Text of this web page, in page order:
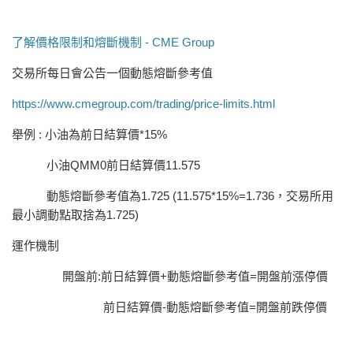
了解價格限制和熔斷機制 - CME Group
交易所每日會公告一個動態熔斷參考值
https://www.cmegroup.com/trading/price-limits.html
舉例 : 小油為前日結算價*15%
小油QMM0前日結算價11.575
動態熔斷參考值為1.725 (11.575*15%=1.736，交易所用
最小調動點取捨為1.725)
運作機制
開盤前:前日結算價+動態熔斷參考值=開盤前漲停價
前日結算價-動態熔斷參考值=開盤前跌停價